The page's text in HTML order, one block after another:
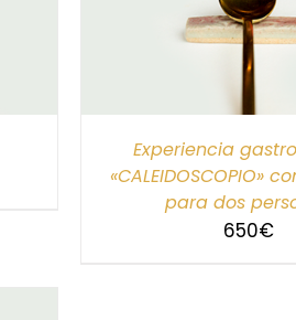
Experiencia
«CALEIDOSCOPIO»
para dos
650€
SELECCIONAR IMPORTE